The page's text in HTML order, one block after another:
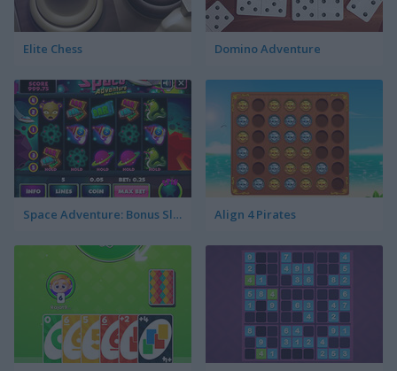
Elite Chess Domino Adventure
Space Adventure: Bonus Slotmachine Align 4 Pirates